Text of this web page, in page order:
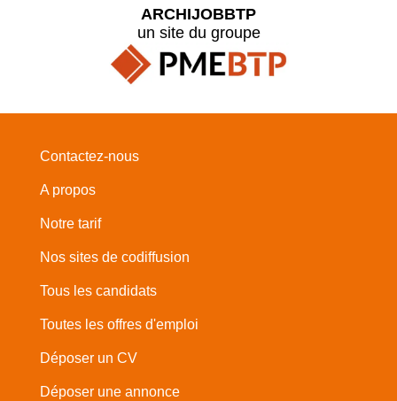
ARCHIJOBBTP
un site du groupe
Contactez-nous
A propos
Notre tarif
Nos sites de codiffusion
Tous les candidats
Toutes les offres d'emploi
Déposer un CV
Déposer une annonce